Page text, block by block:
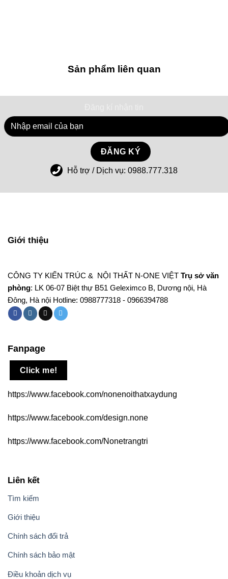
Sản phẩm liên quan
Hỗ trợ / Dịch vụ: 0988.777.318
Giới thiệu
CÔNG TY KIẾN TRÚC & NỘI THẤT N-ONE VIỆT Trụ sở văn
phòng: LK 06-07 Biệt thự B51 Geleximco B, Dương nội, Hà
Đông, Hà nội Hotline: 0988777318 - 0966394788
Liên kết
Tìm kiếm
Giới thiệu
Chính sách đổi trả
Chính sách bảo mật
Điều khoản dịch vụ
Fanpage
Click me!
https://www.facebook.com/nonenoithatxaydung
https://www.facebook.com/design.none
https://www.facebook.com/Nonetrangtri